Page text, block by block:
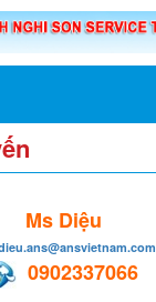
Ms Diệu
0902337066